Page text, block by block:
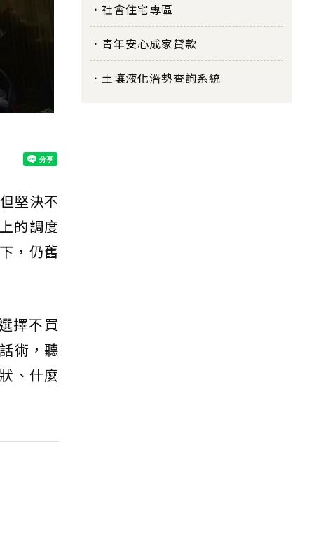
堅決不
的調度
，仍舊
擇不買
術，聽
、什麼
社會住宅專區
青年安心成家貸款
土壤液化潛勢查詢系統